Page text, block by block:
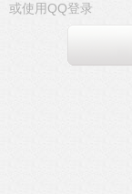
或使用QQ登录